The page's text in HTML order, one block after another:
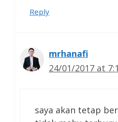
Reply
mrhanafi
24/01/2017 at
saya akan tetap